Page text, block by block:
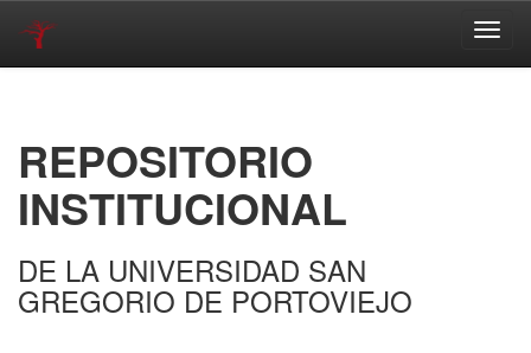
REPOSITORIO
INSTITUCIONAL
DE LA UNIVERSIDAD SAN
GREGORIO DE PORTOVIEJO